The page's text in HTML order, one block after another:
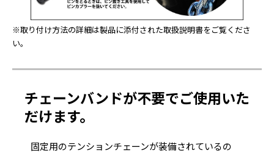
※取り付け方法の詳細は製品に添付された取扱説明書をご覧くださ
い。
チェーンバンドが不要でご使用いた
だけます。
固定用のテンションチェーンが装備されているの